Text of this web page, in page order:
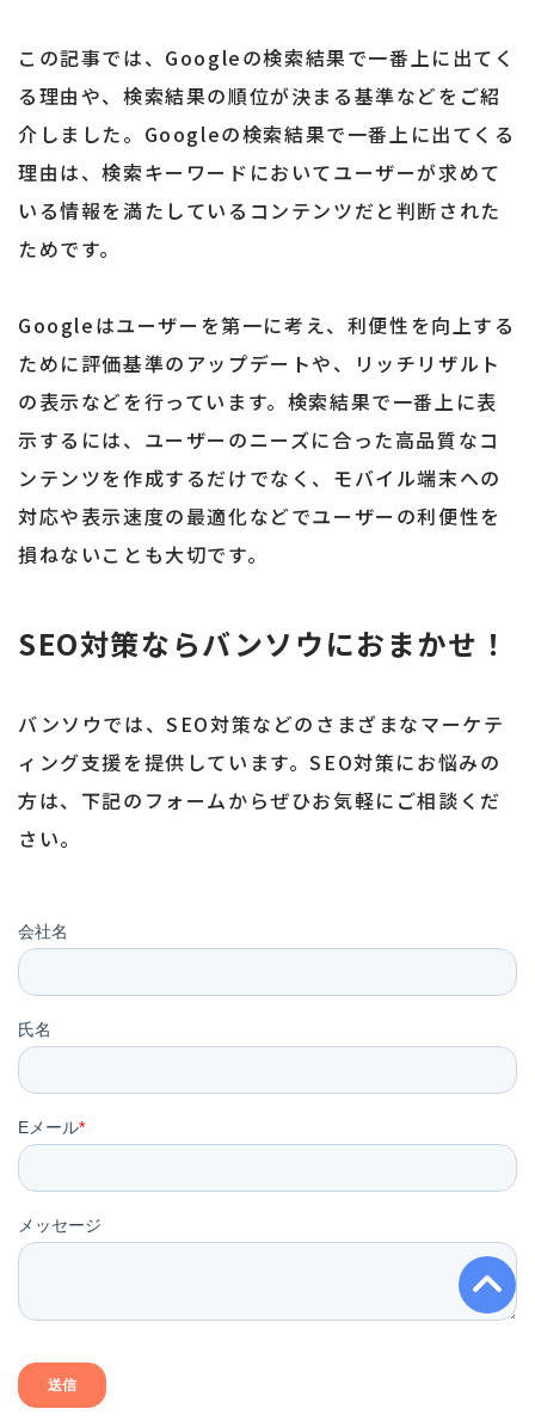
この記事では、Googleの検索結果で一番上に出てく
る理由や、検索結果の順位が決まる基準などをご紹
介しました。Googleの検索結果で一番上に出てくる
理由は、検索キーワードにおいてユーザーが求めて
いる情報を満たしているコンテンツだと判断された
ためです。
Googleはユーザーを第一に考え、利便性を向上する
ために評価基準のアップデートや、リッチリザルト
の表示などを行っています。検索結果で一番上に表
示するには、ユーザーのニーズに合った高品質なコ
ンテンツを作成するだけでなく、モバイル端末への
対応や表示速度の最適化などでユーザーの利便性を
損ねないことも大切です。
SEO対策ならバンソウにおまかせ！
バンソウでは、SEO対策などのさまざまなマーケテ
ィング支援を提供しています。SEO対策にお悩みの
方は、下記のフォームからぜひお気軽にご相談くだ
さい。